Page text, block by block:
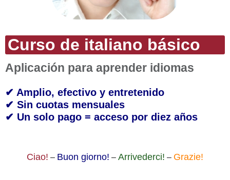
Curso de italiano básico
Aplicación para aprender idiomas
✔ Amplio, efectivo y entretenido
✔ Sin cuotas mensuales
✔ Un solo pago = acceso por diez años
Ciao! – Buon giorno! – Arrivederci! – Grazie!